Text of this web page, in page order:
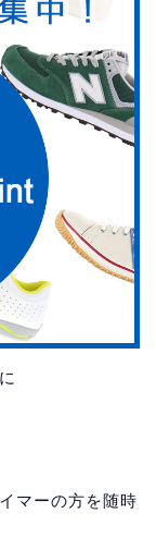
マーの方を随時